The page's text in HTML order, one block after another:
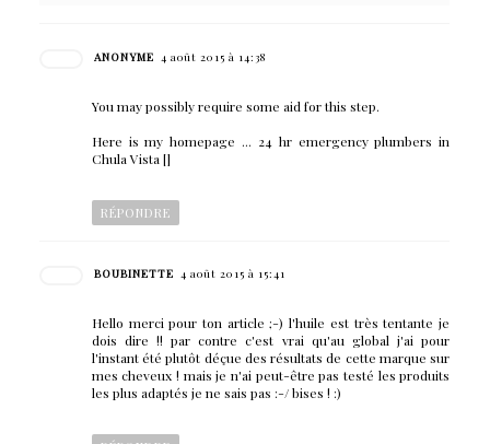
ANONYME 4 août 2015 à 14:38
You may possibly require some aid for this step.
Here is my homepage ... 24 hr emergency plumbers in
Chula Vista []
RÉPONDRE
BOUBINETTE 4 août 2015 à 15:41
Hello merci pour ton article ;-) l'huile est très tentante je
dois dire !! par contre c'est vrai qu'au global j'ai pour
l'instant été plutôt déçue des résultats de cette marque sur
mes cheveux ! mais je n'ai peut-être pas testé les produits
les plus adaptés je ne sais pas :-/ bises ! :)